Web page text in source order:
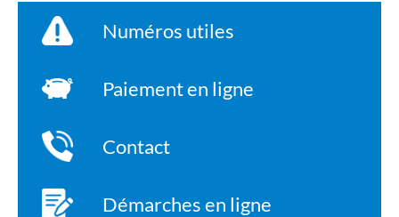
Numéros utiles
Paiement en ligne
Contact
Démarches en ligne